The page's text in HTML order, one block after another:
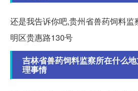
还是我告诉你吧,贵州省兽药饲料
明区贵惠路130号
吉林省兽药饲料监察所在什么
理事情